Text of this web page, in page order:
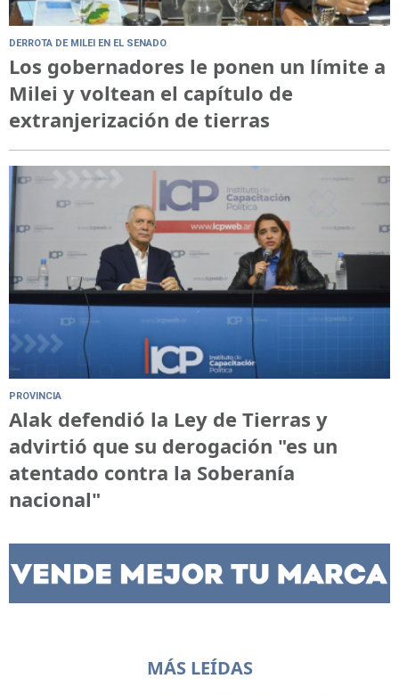
DERROTA DE MILEI EN EL SENADO
Los gobernadores le ponen un límite a
Milei y voltean el capítulo de
extranjerización de tierras
PROVINCIA
Alak defendió la Ley de Tierras y
advirtió que su derogación "es un
atentado contra la Soberanía
nacional"
MÁS LEÍDAS